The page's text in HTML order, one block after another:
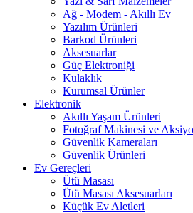
Ağ - Modem - Akıllı Ev
Yazılım Ürünleri
Barkod Ürünleri
Aksesuarlar
Güç Elektroniği
Kulaklık
Kurumsal Ürünler
Elektronik
Akıllı Yaşam Ürünleri
Fotoğraf Makinesi ve
Güvenlik Kameraları
Güvenlik Ürünleri
Ev Gereçleri
Ütü Masası
Ütü Masası Aksesuarları
Küçük Ev Aletleri